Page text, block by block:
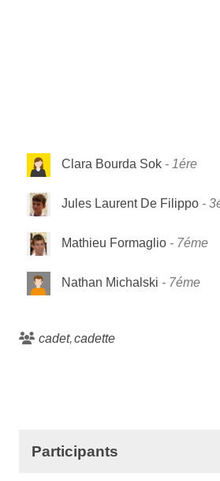
Clara Bourda Sok 1ére
Jules Laurent De Filippo
Mathieu Formaglio 7éme
Nathan Michalski 7éme
cadet cadette
Participants